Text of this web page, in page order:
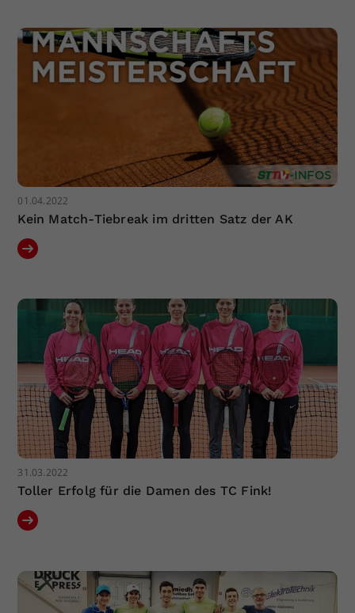
01.04.2022
Kein Match-Tiebreak im dritten Satz der AK
31.03.2022
Toller Erfolg für die Damen des TC Fink!